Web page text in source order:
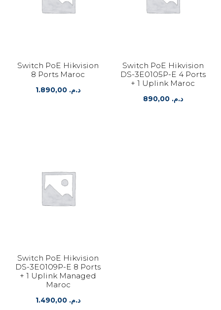
Switch PoE Hikvision
8 Ports Maroc
د.م.
Switch PoE Hikvision
DS-3E0105P-E 4 Ports
+ 1 Uplink Maroc
د.م. 890,00
Switch PoE Hikvision
DS-3E0109P-E 8 Ports
+ 1 Uplink Managed
Maroc
د.م.